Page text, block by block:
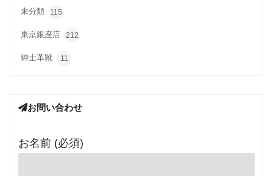
未分類 115
東京銀座店 212
紳士革靴 11
お問い合わせ
お名前 (必須)